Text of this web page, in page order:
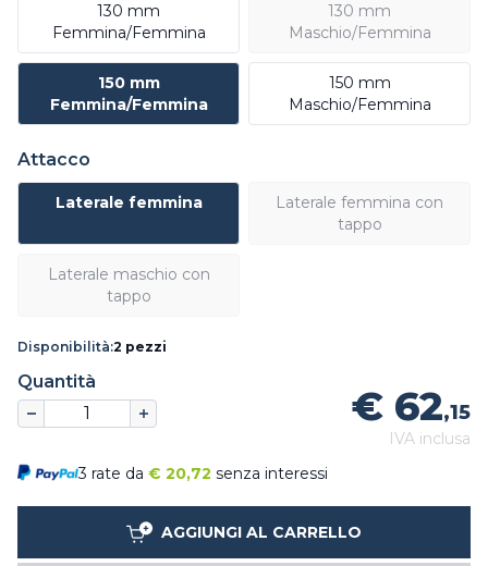
130 mm
Femmina/Femmina
130 mm
Maschio/Femmina
150 mm
Femmina/Femmina
150 mm
Maschio/Femmina
Attacco
Laterale femmina
Laterale femmina con
tappo
Laterale maschio con
tappo
Disponibilità:2 pezzi
Quantità
€ 62,15
IVA inclusa
3 rate da € 20,72 senza interessi
AGGIUNGI AL CARRELLO